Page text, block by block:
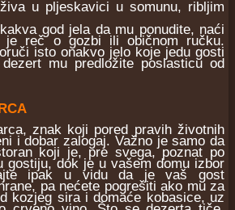
u pljeskavici u somunu, ribljim
god jela da mu ponudite, naći
reč o gozbi ili običnom ručku.
isto onakvo jelo koje jedu gosti
mu predložite poslasticu od
znak koji pored pravih životnih
i dobar zalogaj. Važno je samo da
koji je, pre svega, poznat po
gostiju, dok je u vašem domu izbor
ipak u vidu da je vaš gost
pa nećete pogrešiti ako mu za
kozjeg sira i domaće kobasice, uz